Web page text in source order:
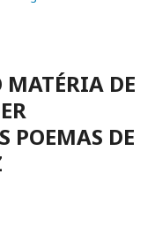
DE
POEMAS DE